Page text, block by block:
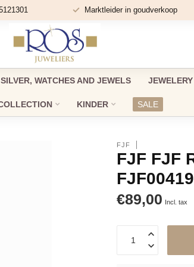
Marktleider in goudverkoop
WATCHES AND JEWELS JEWELERY
KINDER SALE
FJF
FJF FJF
€89,00 Incl. tax